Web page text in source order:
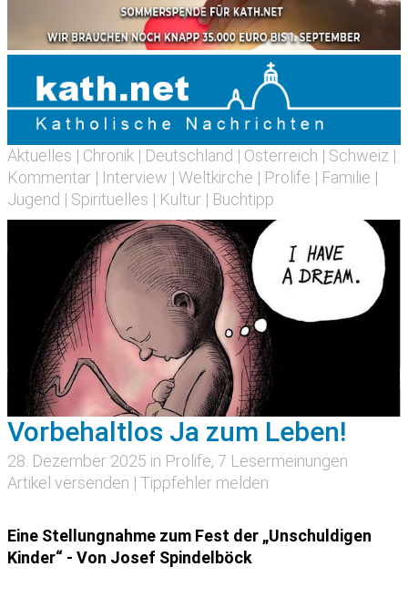
Aktuelles | Chronik | Deutschland | Österreich | Schweiz |
Kommentar | Interview | Weltkirche | Prolife | Familie |
Jugend | Spirituelles | Kultur | Buchtipp
Vorbehaltlos Ja zum Leben!
28. Dezember 2025 in Prolife, 7 Lesermeinungen
Artikel versenden | Tippfehler melden
Eine Stellungnahme zum Fest der „Unschuldigen
Kinder“ - Von Josef Spindelböck